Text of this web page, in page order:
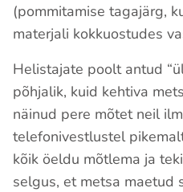
(pommitamise tagajärg,
materjali kokkuostudes
Helistajate poolt antud
põhjalik, kuid kehtiva
näinud pere mõtet neil
telefonivestlustel
kõik öeldu mõtlema ja
selgus, et metsa maetud